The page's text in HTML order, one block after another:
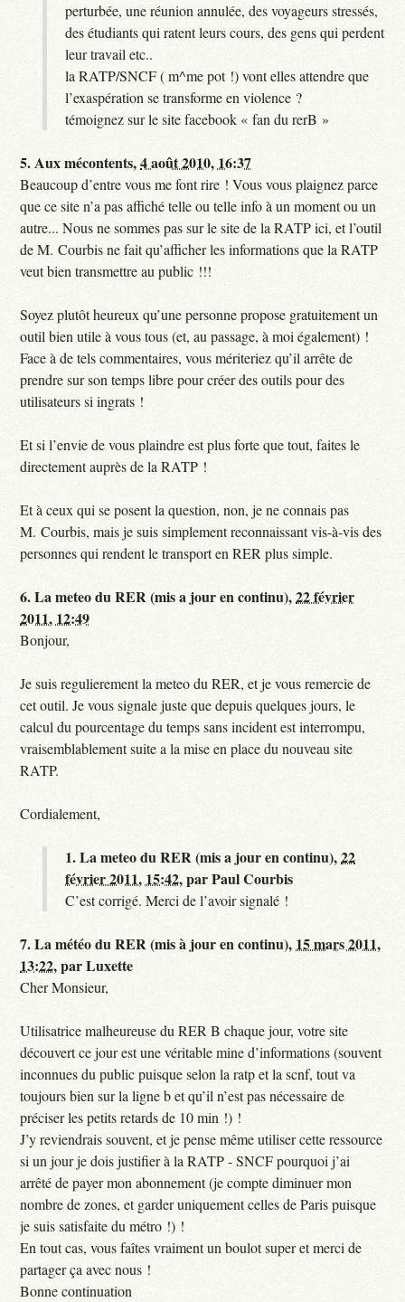
perturbée, une réunion annulée, des voyageurs stressés,
des étudiants qui ratent leurs cours, des gens qui perdent
leur travail etc..
la RATP/SNCF ( m^me pot !) vont elles attendre que
l’exaspération se transforme en violence ?
témoignez sur le site facebook « fan du rerB »
5.Aux mécontents,4 août 2010, 16:37
Beaucoup d’entre vous me font rire ! Vous vous plaignez parce
que ce site n’a pas affiché telle ou telle info à un moment ou un
autre... Nous ne sommes pas sur le site de la RATP ici, et l’outil
de M. Courbis ne fait qu’afficher les informations que la RATP
veut bien transmettre au public !!!
Soyez plutôt heureux qu’une personne propose gratuitement un
outil bien utile à vous tous (et, au passage, à moi également) !
Face à de tels commentaires, vous mériteriez qu’il arrête de
prendre sur son temps libre pour créer des outils pour des
utilisateurs si ingrats !
Et si l’envie de vous plaindre est plus forte que tout, faites le
directement auprès de la RATP !
Et à ceux qui se posent la question, non, je ne connais pas
M. Courbis, mais je suis simplement reconnaissant vis-à-vis des
personnes qui rendent le transport en RER plus simple.
6.La meteo du RER (mis a jour en continu),22 février
2011, 12:49
Bonjour,
Je suis regulierement la meteo du RER, et je vous remercie de
cet outil. Je vous signale juste que depuis quelques jours, le
calcul du pourcentage du temps sans incident est interrompu,
vraisemblablement suite a la mise en place du nouveau site
RATP.
Cordialement,
1.La meteo du RER (mis a jour en continu),22
février 2011, 15:42,parPaul Courbis
C’est corrigé. Merci de l’avoir signalé !
7.La météo du RER (mis à jour en continu), 15 mars 2011,
13:22,parLuxette
Cher Monsieur,
Utilisatrice malheureuse du RER B chaque jour, votre site
découvert ce jour est une véritable mine d’informations (souvent
inconnues du public puisque selon la ratp et la scnf, tout va
toujours bien sur la ligne b et qu’il n’est pas nécessaire de
préciser les petits retards de 10 min !) !
J’y reviendrais souvent, et je pense même utiliser cette ressource
si un jour je dois justifier à la RATP - SNCF pourquoi j’ai
arrêté de payer mon abonnement (je compte diminuer mon
nombre de zones, et garder uniquement celles de Paris puisque
je suis satisfaite du métro !) !
En tout cas, vous faîtes vraiment un boulot super et merci de
partager ça avec nous !
Bonne continuation